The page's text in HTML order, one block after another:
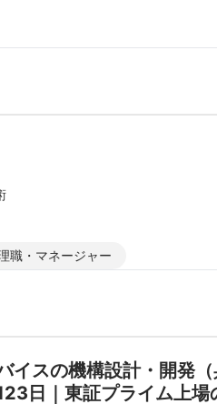
職・マネージャー
イスの機構設計・開発
日｜東証プライム上